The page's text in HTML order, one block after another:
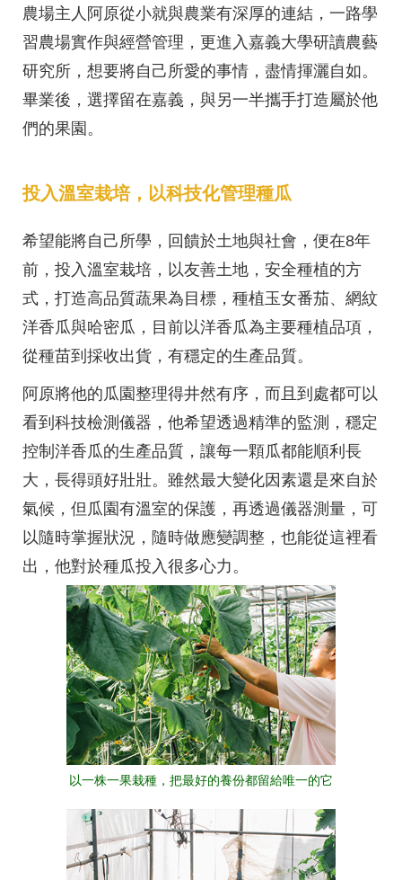
農場主人阿原從小就與農業有深厚的連結，一路學
習農場實作與經營管理，更進入嘉義大學研讀農藝
研究所，想要將自己所愛的事情，盡情揮灑自如。
畢業後，選擇留在嘉義，與另一半攜手打造屬於他
們的果園。
投入溫室栽培，以科技化管理種瓜
希望能將自己所學，回饋於土地與社會，便在8年
前，投入溫室栽培，以友善土地，安全種植的方
式，打造高品質蔬果為目標，種植玉女番茄、網紋
洋香瓜與哈密瓜，目前以洋香瓜為主要種植品項，
從種苗到採收出貨，有穩定的生產品質。
阿原將他的瓜園整理得井然有序，而且到處都可以
看到科技檢測儀器，他希望透過精準的監測，穩定
控制洋香瓜的生產品質，讓每一顆瓜都能順利長
大，長得頭好壯壯。雖然最大變化因素還是來自於
氣候，但瓜園有溫室的保護，再透過儀器測量，可
以隨時掌握狀況，隨時做應變調整，也能從這裡看
出，他對於種瓜投入很多心力。
以一株一果栽種，把最好的養份都留給唯一的它